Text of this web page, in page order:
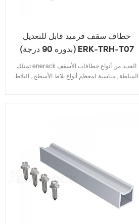
خطاف سقف قرميد قابل للتعديل
(بدوره 90 درجة) ERK-TRH-T07
تمتلك enerack العديد من أنواع خطافات الأسقف
المبلطة , مناسبة لمعظم أنواع بلاط الأسطح , البلاط